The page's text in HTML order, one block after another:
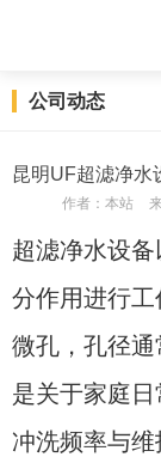
公司动态
作者： 本站
超滤净水设
分作用进行
微孔，孔径
是关于家庭
冲洗频率与维